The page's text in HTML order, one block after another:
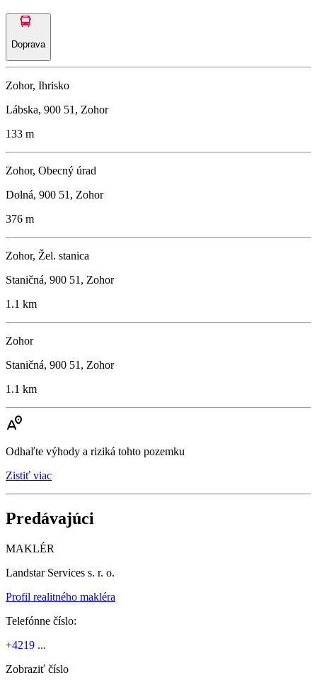
Doprava
Zohor, Ihrisko
Lábska, 900 51, Zohor
133 m
Zohor, Obecný úrad
Dolná, 900 51, Zohor
376 m
Zohor, Žel. stanica
Staničná, 900 51, Zohor
1.1 km
Zohor
Staničná, 900 51, Zohor
1.1 km
Odhaľte výhody a riziká tohto pozemku
Zistiť viac
Predávajúci
MAKLÉR
Landstar Services s. r. o.
Profil realitného makléra
Telefónne číslo:
+4219 ...
Zobraziť číslo